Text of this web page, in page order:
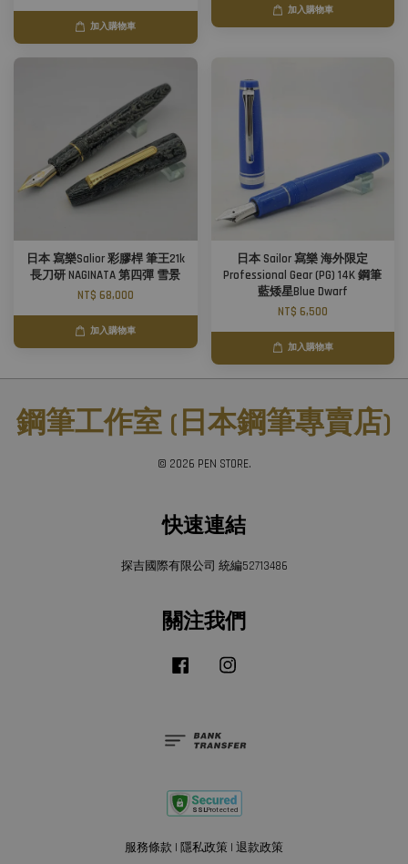
加入購物車
加入購物車
日本 寫樂Salior 彩膠桿 筆王21k
長刀研 NAGINATA 第四彈 雪景
NT$ 68,000
加入購物車
日本 Sailor 寫樂 海外限定
Professional Gear (PG) 14K 鋼筆
藍矮星Blue Dwarf
NT$ 6,500
加入購物車
鋼筆工作室 (日本鋼筆專賣店)
© 2026 PEN STORE.
快速連結
探吉國際有限公司 統編52713486
關注我們
Facebook
服務條款 | 隱私政策 | 退款政策